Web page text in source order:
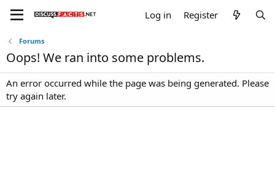
Log in Register
Forums
Oops! We ran into some problems.
An error occurred while the page was being generated. Please
try again later.